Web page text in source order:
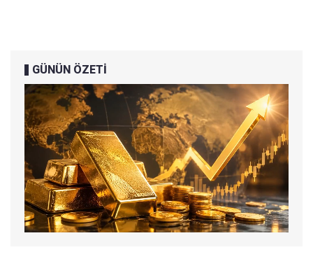
GÜNÜN ÖZETİ